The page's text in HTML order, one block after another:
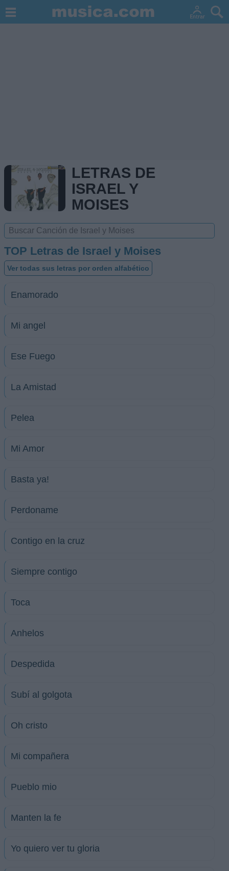
LETRAS DE
ISRAEL Y
MOISES
TOP Letras de Israel y Moises
Ver todas sus letras por orden alfabético
Enamorado
Mi angel
Ese Fuego
La Amistad
Pelea
Mi Amor
Basta ya!
Perdoname
Contigo en la cruz
Siempre contigo
Toca
Anhelos
Despedida
Subí al golgota
Oh cristo
Mi compañera
Pueblo mio
Manten la fe
Yo quiero ver tu gloria